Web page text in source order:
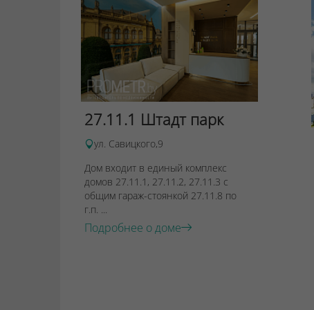
27.11.1 Штадт парк
ул. Савицкого,9
Дом входит в единый комплекс
домов 27.11.1, 27.11.2, 27.11.3 с
общим гараж-стоянкой 27.11.8 по
г.п. ...
Подробнее о доме